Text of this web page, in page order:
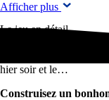
Afficher plus
Le jeu en détail
Construisez un
hier soir et le…
Construisez un